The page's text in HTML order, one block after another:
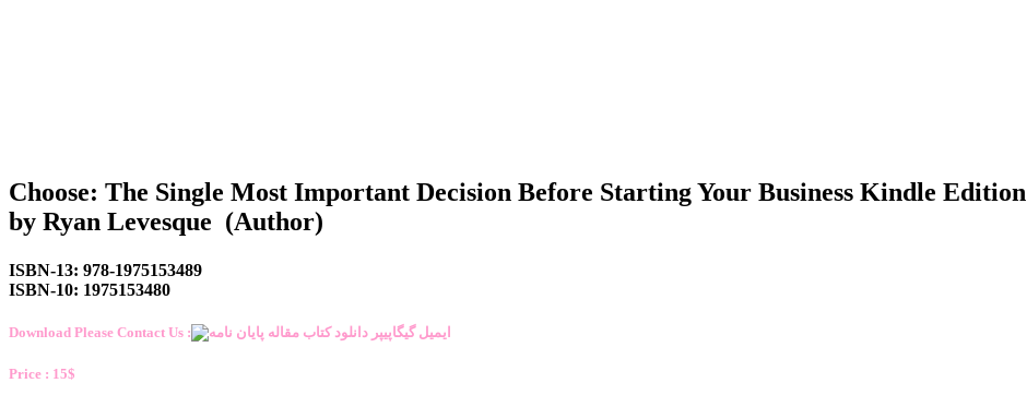
Choose: The Single Most Important Decision Before Starting Your Business Kindle Edition
by Ryan Levesque (Author)
ISBN-13: 978-1975153489
ISBN-10: 1975153480
Download Please Contact Us :
Price : 15$